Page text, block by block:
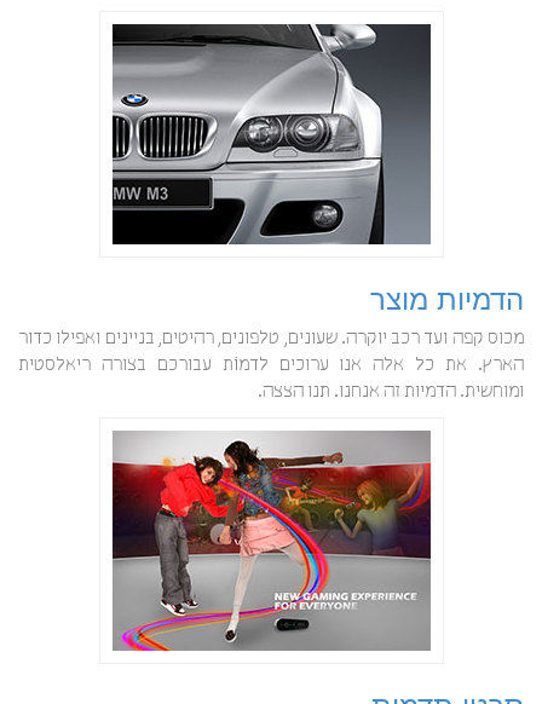
הדמיות מוצר
מכוס קפה ועד רכב יוקרה. שעונים, טלפונים, רהיטים, בניינים ואפילו כדור
הארץ. את כל אלה אנו ערוכים לדמוֹת עבורכם בצורה ריאלסטית
ומוחשית. הדמיות זה אנחנו. תנו הצצה.